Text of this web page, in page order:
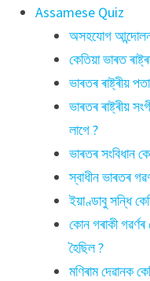
Assamese Quiz
অসহযোগ আন্দোলন
কেতিয়া ভাৰত
ভাৰতৰ ৰাষ্ট্ৰীয়
ভাৰতৰ ৰাষ্ট্ৰীয়
লাগে ?
ভাৰতৰ সংবিধান
স্বাধীন ভাৰতৰ
ইয়াণ্ডাবু সন্ধি
কোন গৰাকী
হৈছিল ?
মণিৰাম দেৱানক